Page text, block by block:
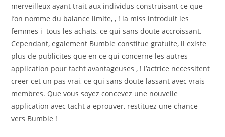
merveilleux ayant trait aux individus construisant ce que
l’on nomme du balance limite, , ! la miss introduit les
femmes i tous les achats, ce qui sans doute accroissant.
Cependant, egalement Bumble constitue gratuite, il existe
plus de publicites que en ce qui concerne les autres
application pour tacht avantageuses , ! l’actrice necessitent
creer cet un pas vrai, ce qui sans doute lassant avec vrais
membres. Que vous soyez concevez une nouvelle
application avec tacht a eprouver, restituez une chance
vers Bumble !